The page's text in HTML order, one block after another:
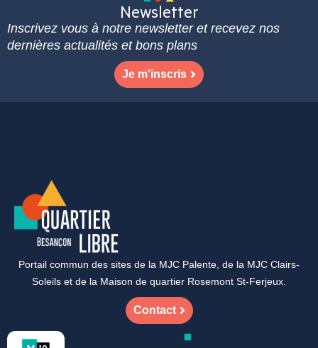
Newsletter
Inscrivez vous à notre newsletter et recevez nos
dernières actualités et bons plans
Je m'inscris
Portail commun des sites de la MJC Palente, de la MJC Clairs-
Soleils et de la Maison de quartier Rosemont St-Ferjeux.
Contact